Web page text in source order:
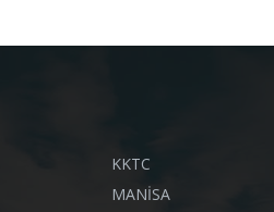
KKTC
MANİSA